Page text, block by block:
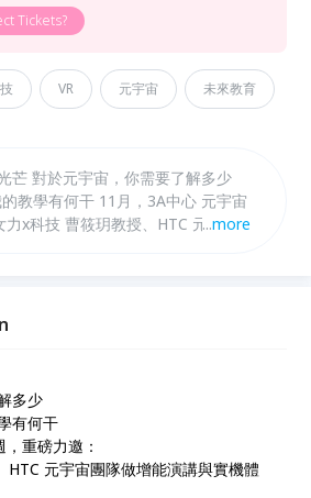
Tickets?
VR 元宇宙 未來教育
芒 對於元宇宙，你需要了解多少
教學有何干 11月，3A中心 元宇宙
力x科技 曹筱玥教授、HTC 元宇宙
...more
多少
有何干
重磅力邀：
HTC 元宇宙團隊做增能演講與實機體